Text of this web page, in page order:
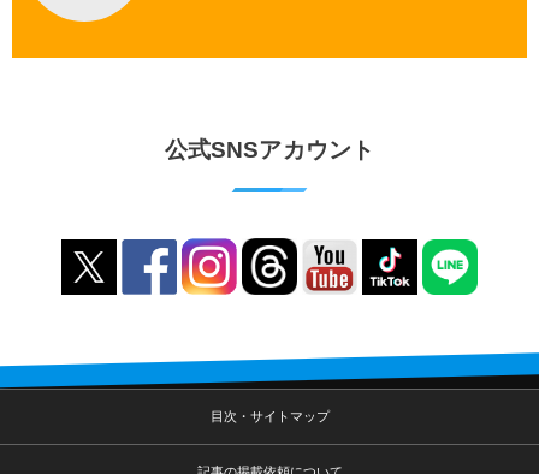
公式SNSアカウント
目次・サイトマップ
記事の掲載依頼について